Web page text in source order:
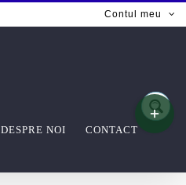
Contul meu
DESPRE NOI CONTACT
Toggle
Sliding
Bar
Area